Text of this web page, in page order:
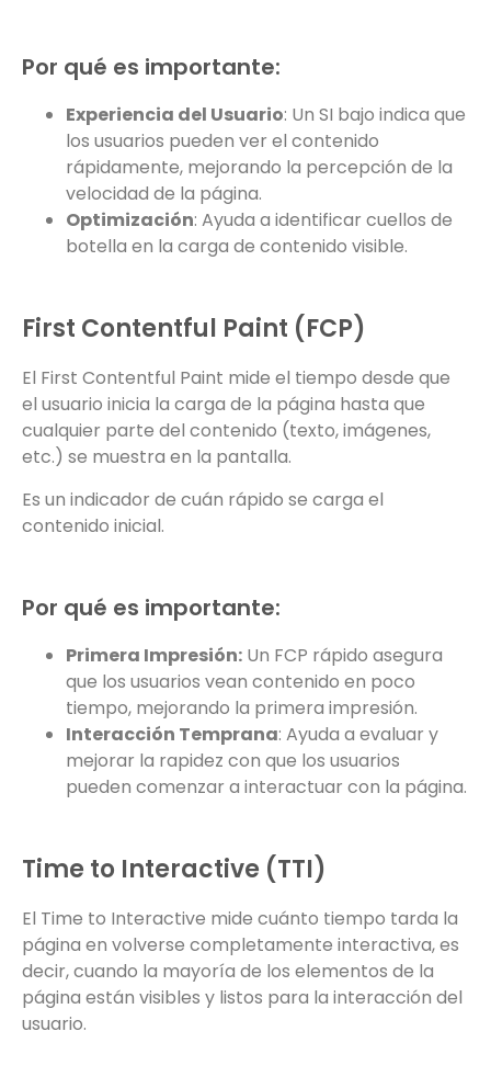
Por qué es importante:
Experiencia del Usuario: Un SI bajo indica que
los usuarios pueden ver el contenido
rápidamente, mejorando la percepción de la
velocidad de la página.
Optimización: Ayuda a identificar cuellos de
botella en la carga de contenido visible.
First Contentful Paint (FCP)
El First Contentful Paint mide el tiempo desde que
el usuario inicia la carga de la página hasta que
cualquier parte del contenido (texto, imágenes,
etc.) se muestra en la pantalla.
Es un indicador de cuán rápido se carga el
contenido inicial.
Por qué es importante:
Primera Impresión: Un FCP rápido asegura
que los usuarios vean contenido en poco
tiempo, mejorando la primera impresión.
Interacción Temprana: Ayuda a evaluar y
mejorar la rapidez con que los usuarios
pueden comenzar a interactuar con la página.
Time to Interactive (TTI)
El Time to Interactive mide cuánto tiempo tarda la
página en volverse completamente interactiva, es
decir, cuando la mayoría de los elementos de la
página están visibles y listos para la interacción del
usuario.